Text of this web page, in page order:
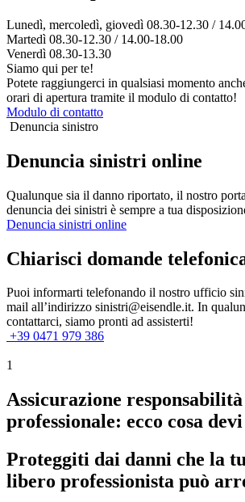
Lunedì, mercoledì, giovedì 08.30-12.30 /
Martedì 08.30-12.30 / 14.00-18.00
Venerdì 08.30-13.30
Siamo qui per te!
Potete raggiungerci in qualsiasi momento
orari di apertura tramite il modulo di contatto!
Modulo di contatto
Denuncia sinistro
Denuncia sinistri online
Qualunque sia il danno riportato, il nostro
denuncia dei sinistri è sempre a tua
Denuncia sinistri online
Chiarisci domande
Puoi informarti telefonando il nostro ufficio
mail all’indirizzo sinistri@eisendle.it. In
contattarci, siamo pronti ad assisterti!
+39 0471 979 386
1
Assicurazione
professionale: ecco cosa
Proteggiti dai danni che la
libero professionista può